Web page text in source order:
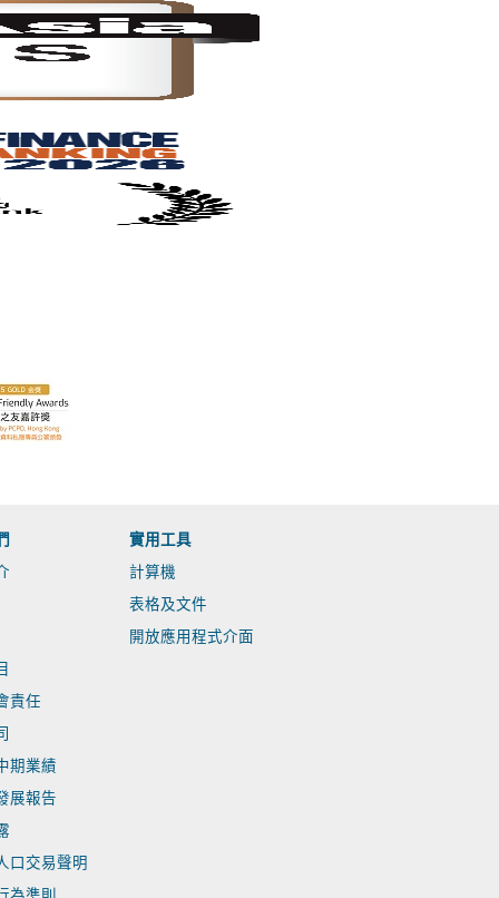
責任
期業績
展報告
口交易聲明
實用工具
計算機
表格及文件
開放應用程式介面